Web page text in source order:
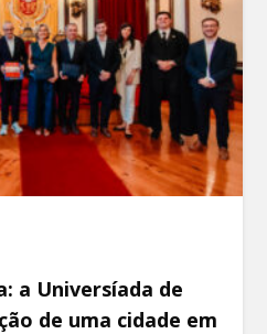
a Universíada de
de uma cidade em